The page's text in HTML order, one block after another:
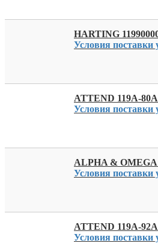
HARTING
Условия поставки
ATTEND 119A-
Условия поставки
ALPHA &
Условия поставки
ATTEND 119A-
Условия поставки